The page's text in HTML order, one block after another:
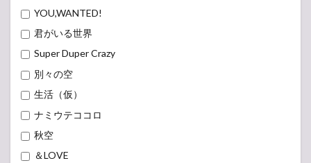
YOU,WANTED!
君がいる世界
Super Duper Crazy
別々の空
生活（仮）
ナミウテココロ
秋空
＆LOVE